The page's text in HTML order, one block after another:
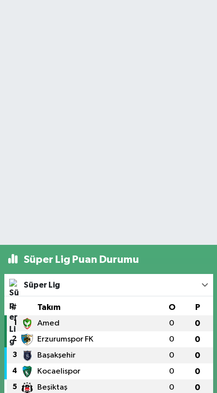
Süper Lig Puan Durumu
Süper Lig
# Takım O P
1 Amed 0 0
2 Erzurumspor FK 0 0
3 Başakşehir 0 0
4 Kocaelispor 0 0
5 Beşiktaş 0 0